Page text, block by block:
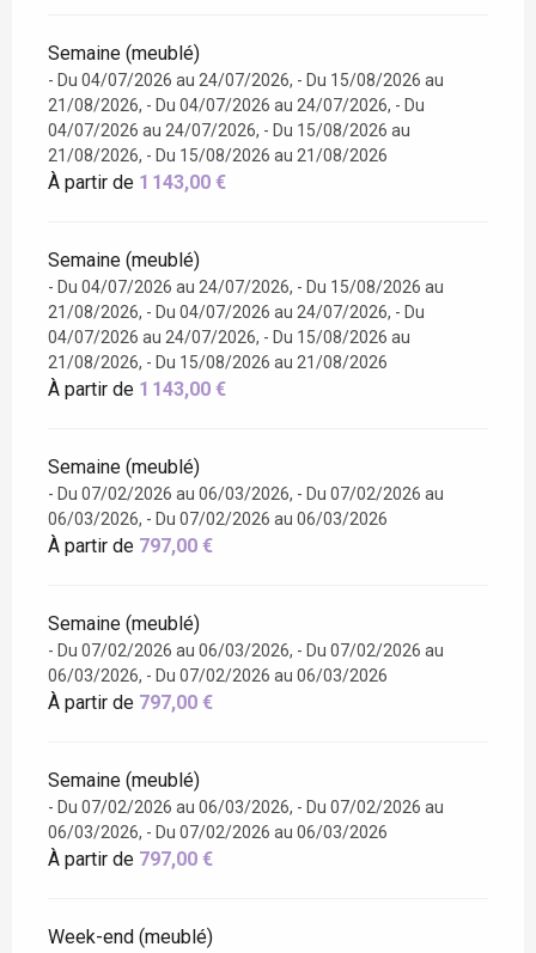
Semaine (meublé)
- Du 04/07/2026 au 24/07/2026, - Du 15/08/2026 au
21/08/2026, - Du 04/07/2026 au 24/07/2026, - Du
04/07/2026 au 24/07/2026, - Du 15/08/2026 au
21/08/2026, - Du 15/08/2026 au 21/08/2026
À partir de 1 143,00 €
Semaine (meublé)
- Du 04/07/2026 au 24/07/2026, - Du 15/08/2026 au
21/08/2026, - Du 04/07/2026 au 24/07/2026, - Du
04/07/2026 au 24/07/2026, - Du 15/08/2026 au
21/08/2026, - Du 15/08/2026 au 21/08/2026
À partir de 1 143,00 €
Semaine (meublé)
- Du 07/02/2026 au 06/03/2026, - Du 07/02/2026 au
06/03/2026, - Du 07/02/2026 au 06/03/2026
À partir de 797,00 €
Semaine (meublé)
- Du 07/02/2026 au 06/03/2026, - Du 07/02/2026 au
06/03/2026, - Du 07/02/2026 au 06/03/2026
À partir de 797,00 €
Semaine (meublé)
- Du 07/02/2026 au 06/03/2026, - Du 07/02/2026 au
06/03/2026, - Du 07/02/2026 au 06/03/2026
À partir de 797,00 €
Week-end (meublé)